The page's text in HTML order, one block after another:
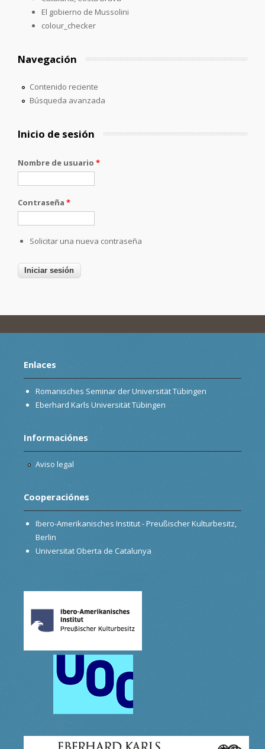
El gobierno de Mussolini
colour_checker
Navegación
Contenido reciente
Búsqueda avanzada
Inicio de sesión
Nombre de usuario *
Contraseña *
Solicitar una nueva contraseña
Enlaces
Romanisches Seminar der Universität Tübingen
Eberhard Karls Universität Tübingen
Informaciónes
Aviso legal
Cooperaciónes
Ibero-Amerikanisches Institut - Preußischer Kulturbesitz,
Berlin
Universitat Oberta de Catalunya